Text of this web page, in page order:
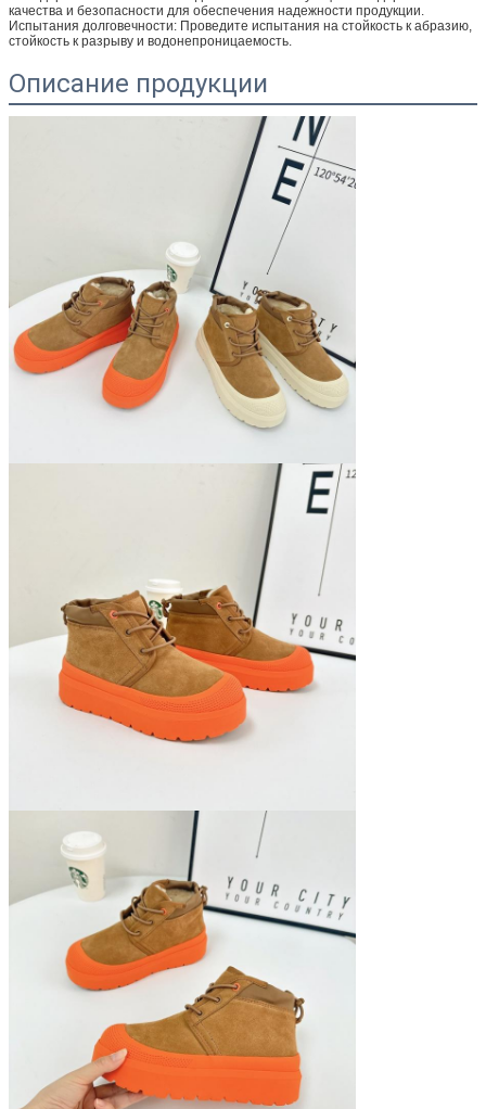
качества и безопасности для обеспечения надежности продукции.
Испытания долговечности: Проведите испытания на стойкость к абразию,
стойкость к разрыву и водонепроницаемость.
Описание продукции